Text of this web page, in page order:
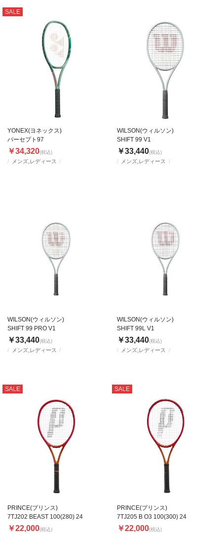
SALE
メンズ,レディース
YONEX(ヨネックス)
パーセプト97
￥34,320(税込)
メンズ,レディース
WILSON(ウィルソン)
SHIFT 99 V1
￥33,440(税込)
メンズ,レディース
WILSON(ウィルソン)
SHIFT 99 PRO V1
￥33,440(税込)
メンズ,レディース
WILSON(ウィルソン)
SHIFT 99L V1
￥33,440(税込)
SALE
PRINCE(プリンス)
7TJ202 BEAST 100(280) 24
￥22,000(税込)
SALE
PRINCE(プリンス)
7TJ205 B O3 100(300) 24
￥22,000(税込)